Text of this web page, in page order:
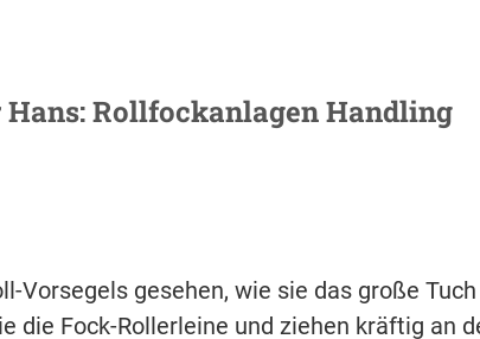
Rollfockanlagen Handling
Vorsegels gesehen, wie sie das große Tuch
die Fock-Rollerleine und ziehen kräftig an